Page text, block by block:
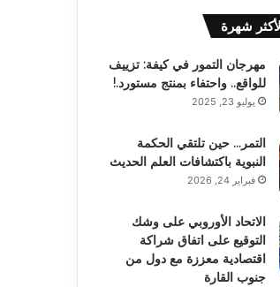
شهرة
مهرجان التمور في كيفة: تزييف
للواقع.. واحتفاء بمنتج مستورد.!
يوليو 23, 2025
التمر… حين تلتقي الحكمة
النبوية باكتشافات العلم الحديث
فبراير 24, 2026
الاتحاد الأوروبي على وشك
التوقيع على اتفاق شراكة
اقتصادية معززة مع دول من
جنوب القارة